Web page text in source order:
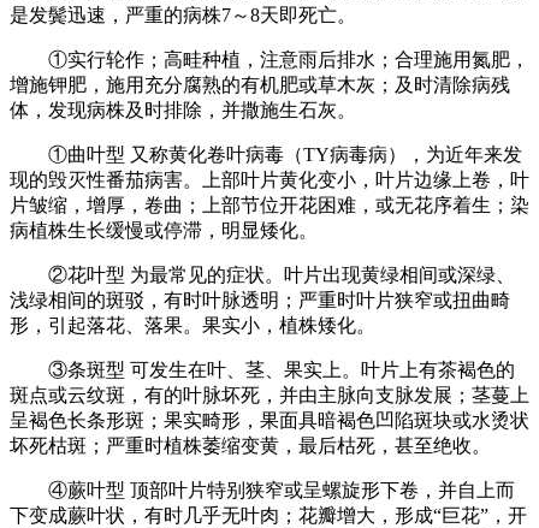
是发鬓迅速，严重的病株7～8天即死亡。
①实行轮作；高畦种植，注意雨后排水；合理施用氮肥，
增施钾肥，施用充分腐熟的有机肥或草木灰；及时清除病残
体，发现病株及时排除，并撒施生石灰。
①曲叶型 又称黄化卷叶病毒（TY病毒病），为近年来发
现的毁灭性番茄病害。上部叶片黄化变小，叶片边缘上卷，叶
片皱缩，增厚，卷曲；上部节位开花困难，或无花序着生；染
病植株生长缓慢或停滞，明显矮化。
②花叶型 为最常见的症状。叶片出现黄绿相间或深绿、
浅绿相间的斑驳，有时叶脉透明；严重时叶片狭窄或扭曲畸
形，引起落花、落果。果实小，植株矮化。
③条斑型 可发生在叶、茎、果实上。叶片上有茶褐色的
斑点或云纹斑，有的叶脉坏死，并由主脉向支脉发展；茎蔓上
呈褐色长条形斑；果实畸形，果面具暗褐色凹陷斑块或水烫状
坏死枯斑；严重时植株萎缩变黄，最后枯死，甚至绝收。
④蕨叶型 顶部叶片特别狭窄或呈螺旋形下卷，并自上而
下变成蕨叶状，有时几乎无叶肉；花瓣增大，形成“巨花”，开